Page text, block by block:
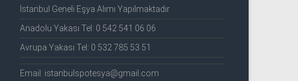
İstanbul Geneli Eşya Alımı Yapılmaktadır
Anadolu Yakası Tel: 0 542 541 06 06
Avrupa Yakası Tel: 0 532 785 53 51
Email: istanbulspotesya@gmail.com